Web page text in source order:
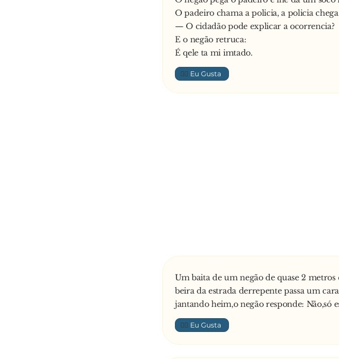
O padeiro chama a policia, a policia
— O cidadão pode explicar a ocorrencia?
E o negão retruca:
É qele ta mi imtado.
👍🏼
Um baita de um negão de quase 2
beira da estrada derrepente passa um
jantando heim,o negão responde: Não,só
👍🏼